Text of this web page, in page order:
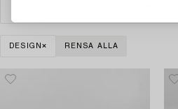
DESIGN RENSA ALLA